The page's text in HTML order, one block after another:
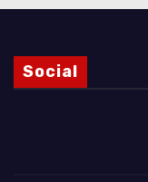
Social